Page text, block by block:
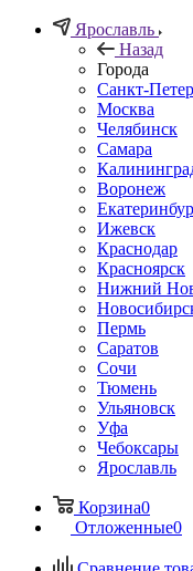
Ярославль
Назад
Города
Санкт-
Москва
Челябинск
Самара
Воронеж
Ижевск
Краснодар
Красноярск
Нижний
Пермь
Саратов
Сочи
Тюмень
Ульяновск
Уфа
Чебоксары
Ярославль
Корзина0
Отложенные0